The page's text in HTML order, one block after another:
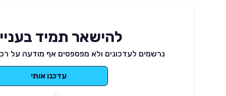
להישאר תמיד
נרשמים לעדכונים ולא מפספסים אף מודעה על
עדכנו אותי